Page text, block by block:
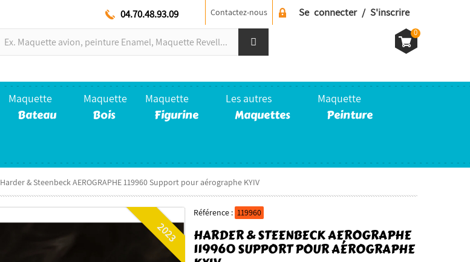
Se connecter / S'inscrire
Contactez-nous
04.70.48.93.09
0
Maquette
Bateau
Maquette
Bois
Maquette
Figurine
Les autres
Maquettes
Maquette
Peinture
Harder & Steenbeck AEROGRAPHE 119960 Support pour aérographe KYIV
Référence : 119960
HARDER & STEENBECK AEROGRAPHE
119960 SUPPORT POUR AÉROGRAPHE
2023